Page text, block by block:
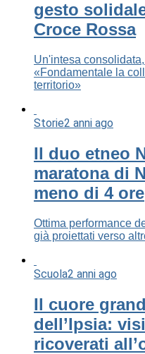
gesto
Croce Rossa
Un'intesa
«Fondamentale la
territorio»
Storie2 anni ago
Il duo etneo
maratona di
meno di 4 ore
Ottima performance
già proiettati verso
Scuola2 anni ago
Il cuore
dell’Ipsia:
ricoverati